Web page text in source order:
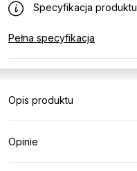
Specyfikacja produktu
Pełna specyfikacja
Opis produktu
Opinie